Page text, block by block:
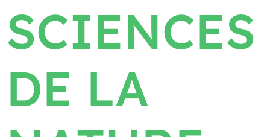
SCIENCES
DE LA